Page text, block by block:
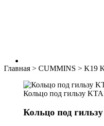
Главная > CUMMINS > K19
Кольцо под гильзу
Кольцо под